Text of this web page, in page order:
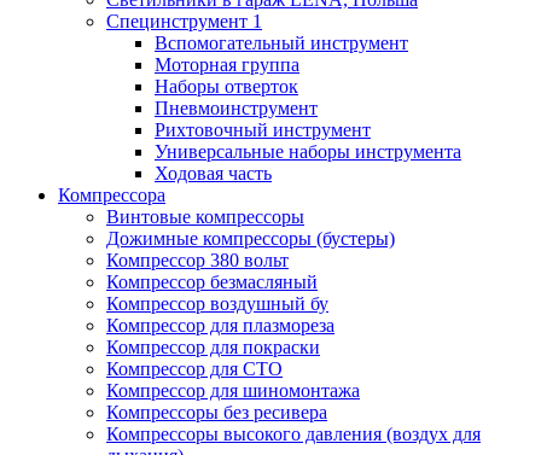
Специнструмент 1
Вспомогательный инструмент
Моторная группа
Наборы отверток
Пневмоинструмент
Рихтовочный инструмент
Универсальные наборы инструмента
Ходовая часть
Компрессора
Винтовые компрессоры
Дожимные компрессоры (бустеры)
Компрессор 380 вольт
Компрессор безмасляный
Компрессор воздушный бу
Компрессор для плазмореза
Компрессор для покраски
Компрессор для СТО
Компрессор для шиномонтажа
Компрессоры без ресивера
Компрессоры высокого давления (воздух для